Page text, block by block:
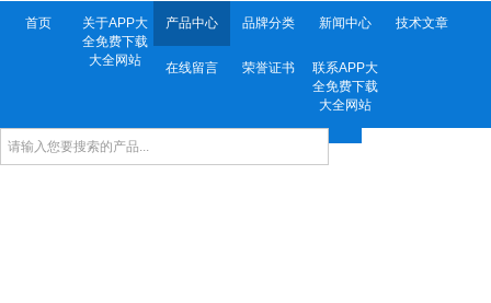
首页
关于APP大
全免费下载
大全网站
产品中心 品牌分类 新闻中心 技术文章
在线留言 荣誉证书
联系APP大
全免费下载
大全网站